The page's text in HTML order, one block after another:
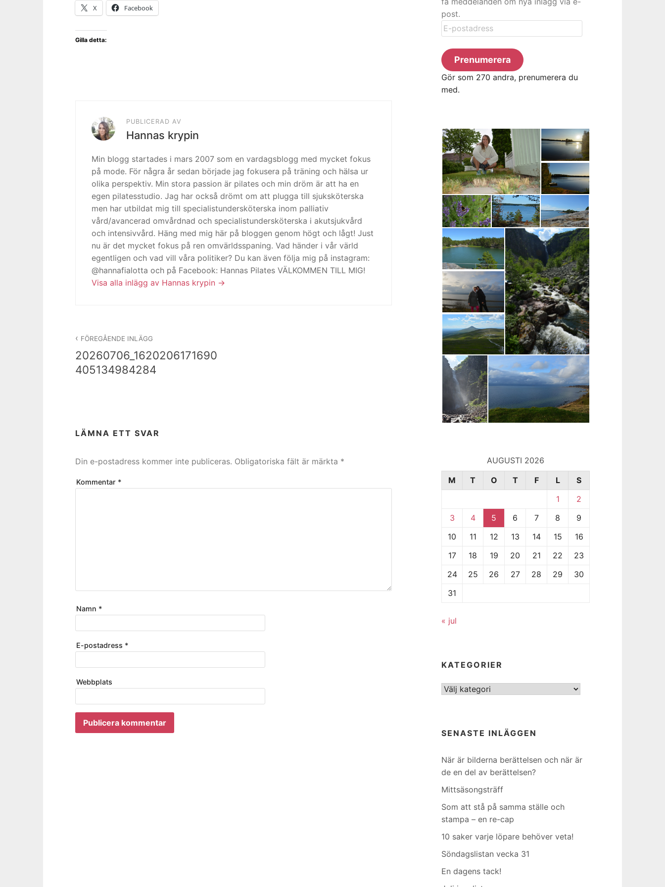
X Facebook
Gilla detta:
PUBLICERAD AV
Hannas krypin
Min blogg startades i mars 2007 som en vardagsblogg med mycket fokus
på mode. För några år sedan började jag fokusera på träning och hälsa ur
olika perspektiv. Min stora passion är pilates och min dröm är att ha en
egen pilatesstudio. Jag har också drömt om att plugga till sjuksköterska
men har utbildat mig till specialistundersköterska inom palliativ
vård/avancerad omvårdnad och specialistundersköterska i akutsjukvård
och intensivvård. Häng med mig här på bloggen genom högt och lågt! Just
nu är det mycket fokus på ren omvärldsspaning. Vad händer i vår värld
egentligen och vad vill våra politiker? Du kan även följa mig på instagram:
@hannafialotta och på Facebook: Hannas Pilates VÄLKOMMEN TILL MIG!
Visa alla inlägg av Hannas krypin
FÖREGÅENDE INLÄGG
20260706_1620206171690
405134984284
LÄMNA ETT SVAR
Din e-postadress kommer inte publiceras. Obligatoriska fält är märkta *
Kommentar *
Namn *
E-postadress *
Webbplats
post.
E-
postadress
Prenumerera
Gör som 270 andra, prenumerera du
med.
AUGUSTI 2026
M
T O T F L
S
1
2
3
4 5 6 7 8
9
10
11 12 13 14 15
16
17
18 19 20 21 22
23
24
25 26 27 28 29
30
31
« jul
KATEGORIER
Kategorier
SENASTE INLÄGGEN
När är bilderna berättelsen och när är
de en del av berättelsen?
Mittsäsongsträff
Som att stå på samma ställe och
stampa – en re-cap
10 saker varje löpare behöver veta!
Söndagslistan vecka 31
En dagens tack!